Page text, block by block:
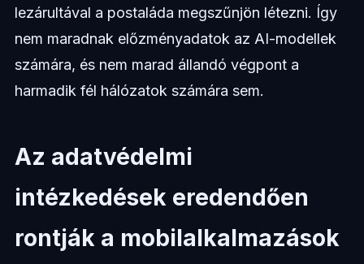
lezárultával a postaláda megszűnjön létezni. Így
nem maradnak előzményadatok az AI-modellek
számára, és nem marad állandó végpont a
harmadik fél hálózatok számára sem.
Az adatvédelmi
intézkedések eredendően
rontják a mobilalkalmazások